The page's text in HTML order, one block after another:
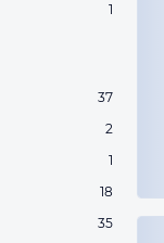
1
37
2
1
18
35